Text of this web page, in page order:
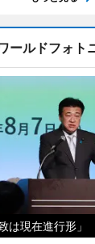
ールドフォト
は現在進行形」